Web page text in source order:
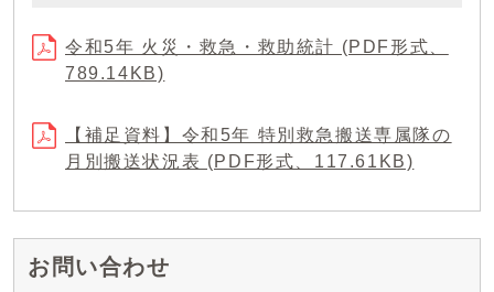
令和5年 火災・救急・救助統計 (PDF形式、
789.14KB)
【補足資料】令和5年 特別救急搬送専属隊の
月別搬送状況表 (PDF形式、117.61KB)
お問い合わせ